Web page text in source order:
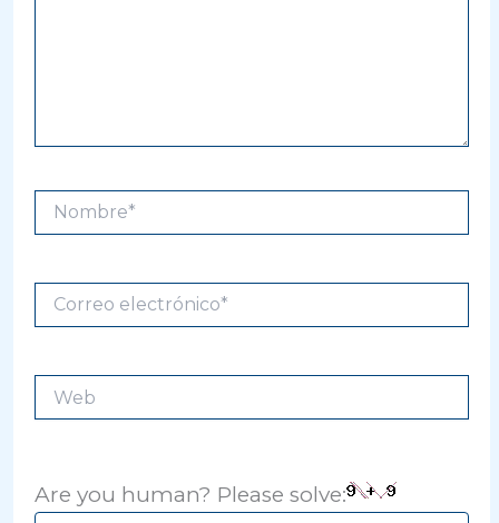
Nombre*
Correo
electrónico*
Are you human? Please solve: